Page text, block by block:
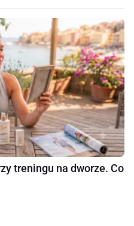
treningu na dworze. Co